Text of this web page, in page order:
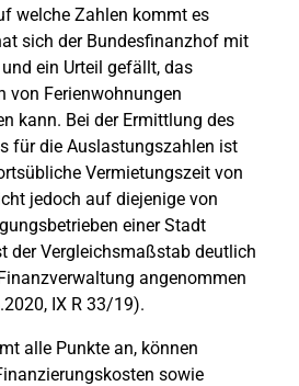
welche Zahlen kommt es
sich der Bundesfinanzhof mit
ein Urteil gefällt, das
von Ferienwohnungen
kann. Bei der Ermittlung des
für die Auslastungszahlen ist
Vermietungszeit von
jedoch auf diejenige von
einer Stadt
der Vergleichsmaßstab deutlich
angenommen
IX R 33/19).
alle Punkte an, können
sowie